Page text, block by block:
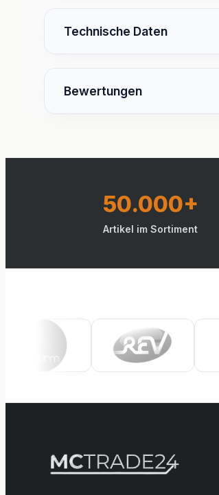
Technische Daten
Bewertungen
50.000+
Artikel im Sortiment